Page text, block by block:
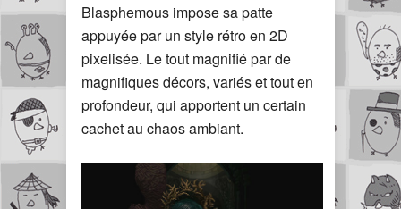
Blasphemous impose sa patte
appuyée par un style rétro en 2D
pixelisée. Le tout magnifié par de
magnifiques décors, variés et tout en
profondeur, qui apportent un certain
cachet au chaos ambiant.